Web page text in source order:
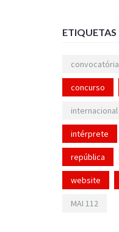
ETIQUETAS
convocatória
concurso
internacional
intérprete
república
website
MAI 112